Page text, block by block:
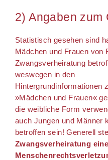
2) Angaben zum
Statistisch gesehen sind
Mädchen und Frauen von
Zwangsverheiratung
weswegen in den
Hintergrundinformationen
»Mädchen und Frauen«
die weibliche Form
auch Jungen und Männer
betroffen sein! Generell
Zwangsverheiratung eine